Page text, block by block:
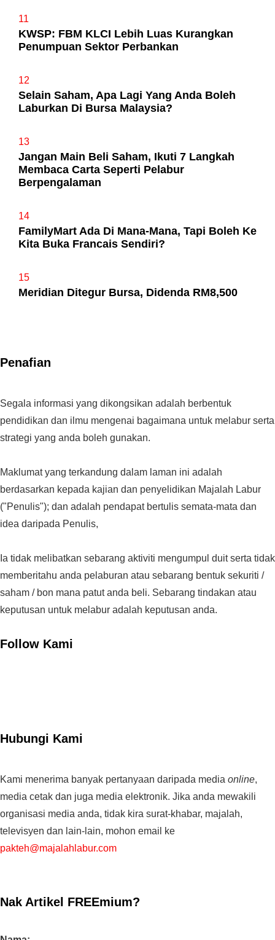
11
KWSP: FBM KLCI Lebih Luas Kurangkan
Penumpuan Sektor Perbankan
12
Selain Saham, Apa Lagi Yang Anda Boleh
Laburkan Di Bursa Malaysia?
13
Jangan Main Beli Saham, Ikuti 7 Langkah
Membaca Carta Seperti Pelabur
Berpengalaman
14
FamilyMart Ada Di Mana-Mana, Tapi Boleh Ke
Kita Buka Francais Sendiri?
15
Meridian Ditegur Bursa, Didenda RM8,500
Penafian
Segala informasi yang dikongsikan adalah berbentuk
pendidikan dan ilmu mengenai bagaimana untuk melabur serta
strategi yang anda boleh gunakan.
Maklumat yang terkandung dalam laman ini adalah
berdasarkan kepada kajian dan penyelidikan Majalah Labur
("Penulis"); dan adalah pendapat bertulis semata-mata dan
idea daripada Penulis,
Ia tidak melibatkan sebarang aktiviti mengumpul duit serta tidak
memberitahu anda pelaburan atau sebarang bentuk sekuriti /
saham / bon mana patut anda beli. Sebarang tindakan atau
keputusan untuk melabur adalah keputusan anda.
Follow Kami
Hubungi Kami
Kami menerima banyak pertanyaan daripada media online,
media cetak dan juga media elektronik. Jika anda mewakili
organisasi media anda, tidak kira surat-khabar, majalah,
televisyen dan lain-lain, mohon email ke
pakteh@majalahlabur.com
Nak Artikel FREEmium?